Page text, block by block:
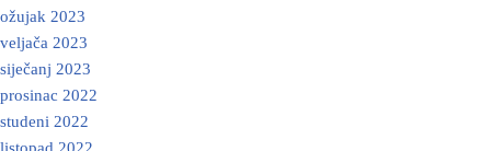
ožujak 2023
veljača 2023
siječanj 2023
prosinac 2022
studeni 2022